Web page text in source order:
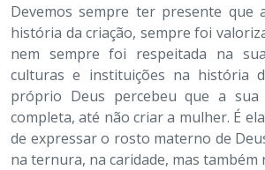
Devemos sempre ter presente que
história da criação, sempre foi
nem sempre foi respeitada na
culturas e instituições na história
próprio Deus percebeu que a
completa, até não criar a mulher. É
de expressar o rosto materno de
na ternura, na caridade, mas também